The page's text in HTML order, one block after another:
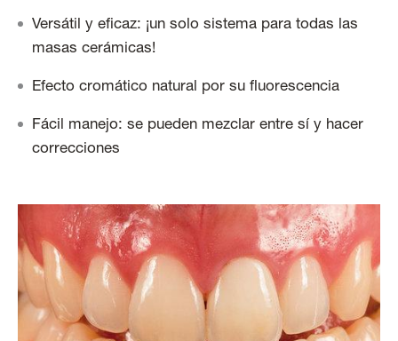
Versátil y eficaz: ¡un solo sistema para todas las
masas cerámicas!
Efecto cromático natural por su fluorescencia
Fácil manejo: se pueden mezclar entre sí y hacer
correcciones